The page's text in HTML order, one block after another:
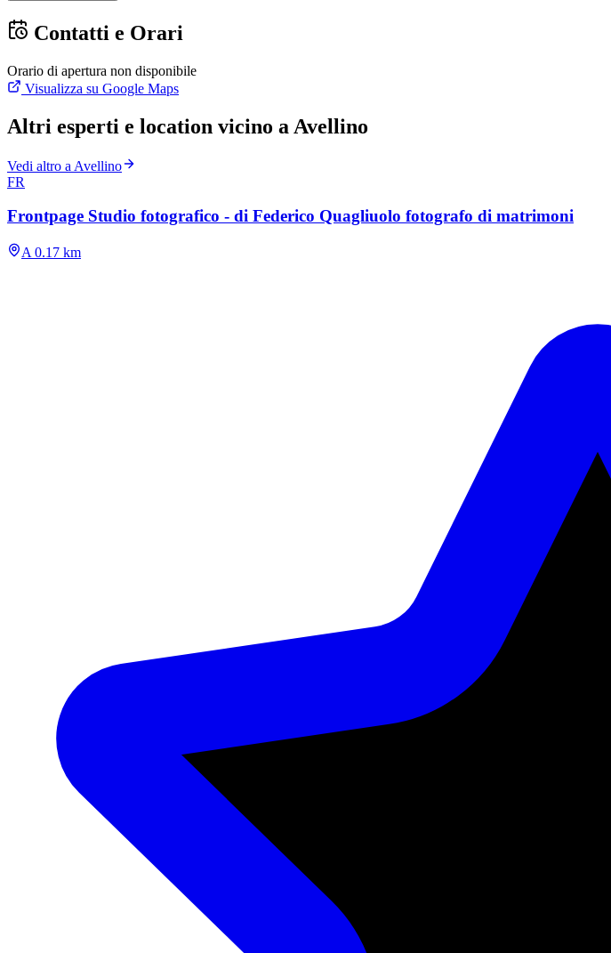
Contatti e Orari
Orario di apertura non disponibile
Visualizza su Google Maps
Altri esperti e location vicino a Avellino
Vedi altro a Avellino
FR
Frontpage Studio fotografico - di Federico Quagliuolo fotografo di matrimoni
A 0.17 km